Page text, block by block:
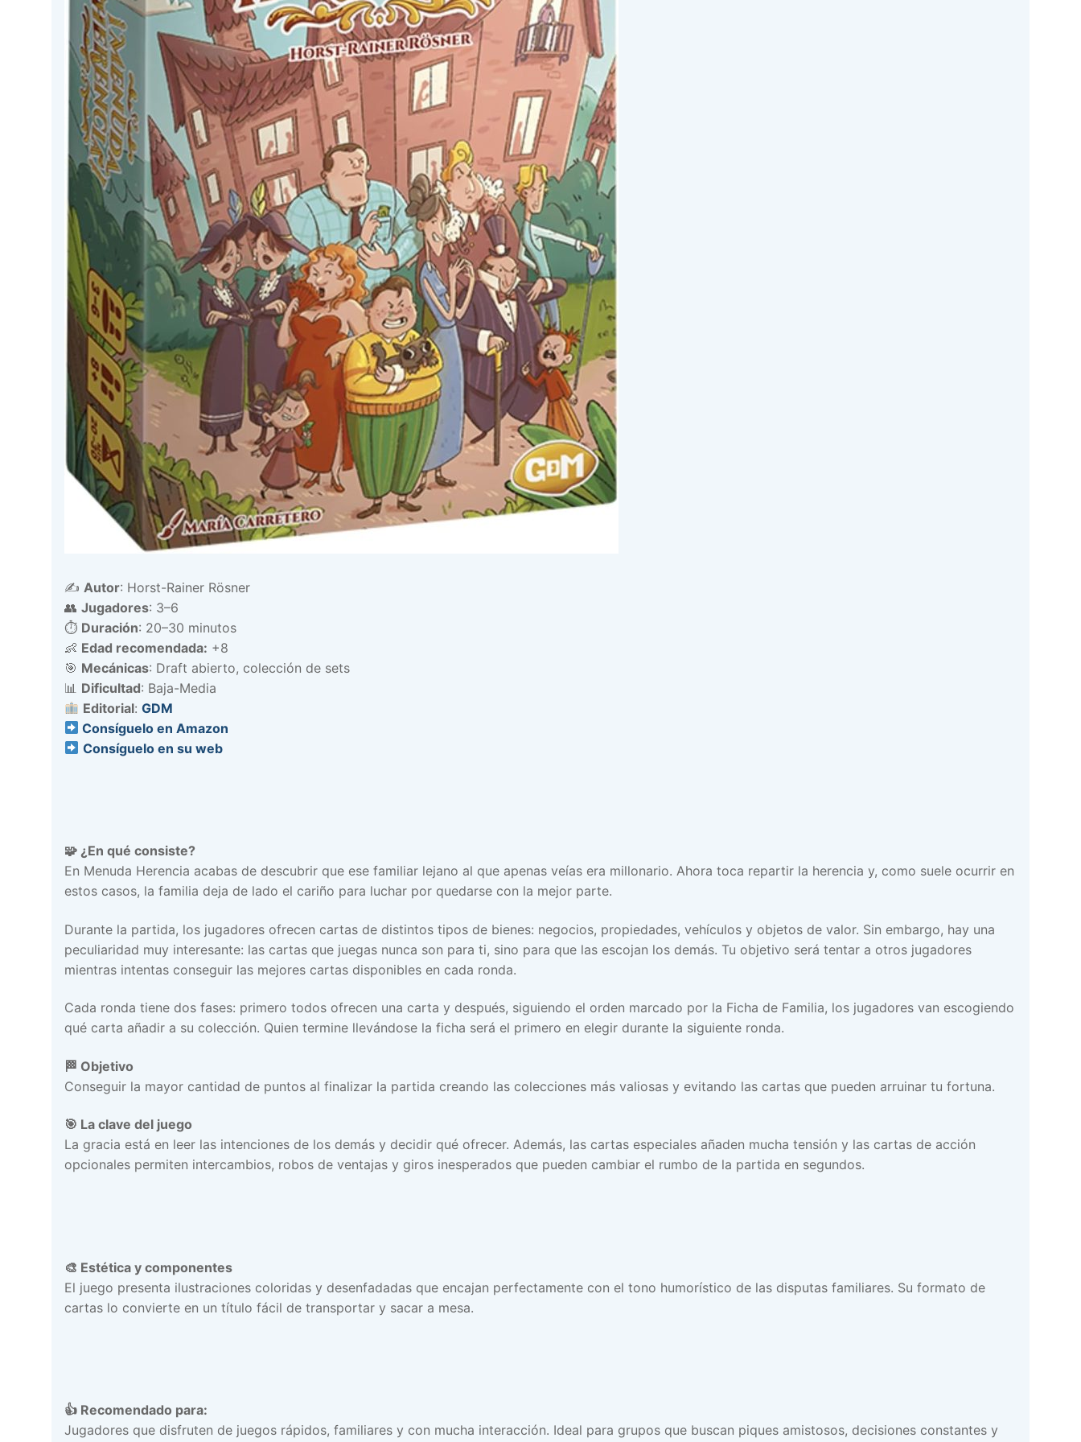
✍️ Autor: Horst-Rainer Rösner
👥 Jugadores: 3–6
⏱️ Duración: 20–30 minutos
👶 Edad recomendada: +8
🎯 Mecánicas: Draft abierto, colección de sets
📊 Dificultad: Baja-Media
Editorial:GDM
Consíguelo en Amazon
Consíguelo en su web
🧩 ¿En qué consiste?
En Menuda Herencia acabas de descubrir que ese familiar lejano al que apenas veías era millonario. Ahora toca repartir la herencia y, como suele ocurrir en
estos casos, la familia deja de lado el cariño para luchar por quedarse con la mejor parte.
Durante la partida, los jugadores ofrecen cartas de distintos tipos de bienes: negocios, propiedades, vehículos y objetos de valor. Sin embargo, hay una
peculiaridad muy interesante: las cartas que juegas nunca son para ti, sino para que las escojan los demás. Tu objetivo será tentar a otros jugadores
mientras intentas conseguir las mejores cartas disponibles en cada ronda.
Cada ronda tiene dos fases: primero todos ofrecen una carta y después, siguiendo el orden marcado por la Ficha de Familia, los jugadores van escogiendo
qué carta añadir a su colección. Quien termine llevándose la ficha será el primero en elegir durante la siguiente ronda.
🏁 Objetivo
Conseguir la mayor cantidad de puntos al finalizar la partida creando las colecciones más valiosas y evitando las cartas que pueden arruinar tu fortuna.
🎯 La clave del juego
La gracia está en leer las intenciones de los demás y decidir qué ofrecer. Además, las cartas especiales añaden mucha tensión y las cartas de acción
opcionales permiten intercambios, robos de ventajas y giros inesperados que pueden cambiar el rumbo de la partida en segundos.
🎨 Estética y componentes
El juego presenta ilustraciones coloridas y desenfadadas que encajan perfectamente con el tono humorístico de las disputas familiares. Su formato de
cartas lo convierte en un título fácil de transportar y sacar a mesa.
👍 Recomendado para:
Jugadores que disfruten de juegos rápidos, familiares y con mucha interacción. Ideal para grupos que buscan piques amistosos, decisiones constantes y